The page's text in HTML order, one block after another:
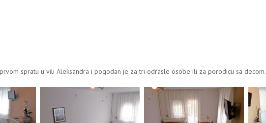
spratu u vili Aleksandra i pogodan je za tri odrasle osobe ili za porodicu sa decom.